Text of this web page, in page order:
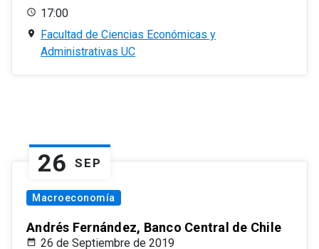
17:00
Facultad de Ciencias Económicas y
Administrativas UC
26 SEP
Macroeconomía
Andrés Fernández, Banco Central de Chile
26 de Septiembre de 2019